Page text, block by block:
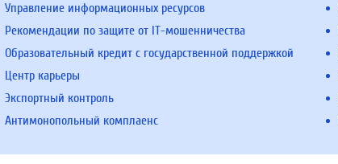
Управление информационных ресурсов
Рекомендации по защите от IT-мошенничества
Образовательный кредит с государственной поддержкой
Центр карьеры
Экспортный контроль
Антимонопольный комплаенс